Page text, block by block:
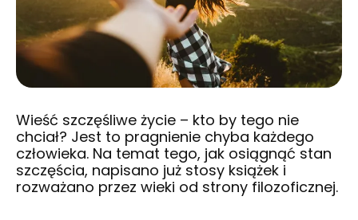
Wieść szczęśliwe życie – kto by tego nie
chciał? Jest to pragnienie chyba każdego
człowieka. Na temat tego, jak osiągnąć stan
szczęścia, napisano już stosy książek i
rozważano przez wieki od strony filozoficznej.